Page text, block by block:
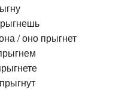
/ оно прыгнет